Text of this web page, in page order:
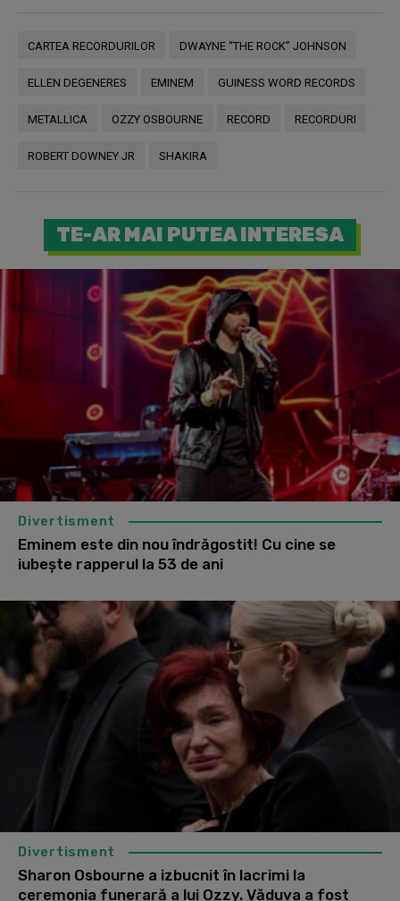
CARTEA RECORDURILOR DWAYNE “THE ROCK” JOHNSON
ELLEN DEGENERES EMINEM GUINESS WORD RECORDS
METALLICA OZZY OSBOURNE RECORD RECORDURI
ROBERT DOWNEY JR SHAKIRA
TE-AR MAI PUTEA INTERESA
Divertisment
Eminem este din nou îndrăgostit! Cu cine se
iubește rapperul la 53 de ani
Divertisment
Sharon Osbourne a izbucnit în lacrimi la
ceremonia funerară a lui Ozzy. Văduva a fost